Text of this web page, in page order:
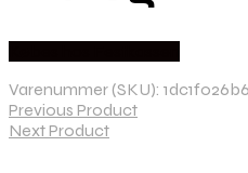
Varenummer (SKU):
Previous Product
Next Product